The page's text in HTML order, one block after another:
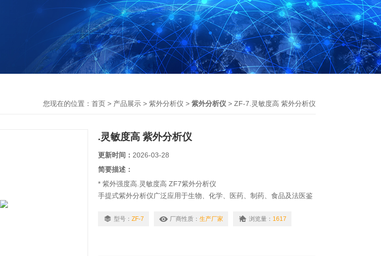
您现在的位置： 首页 > 产品展示 > 紫外分析仪 > 紫外分析仪 > ZF-7.灵敏度高 紫外分析仪
.灵敏度高 紫外分析仪
更新时间： 2026-03-28
简要描述：
* 紫外强度高.灵敏度高 ZF7紫外分析仪
手提式紫外分析仪广泛应用于生物、化学、医药、制药、食品及法医鉴
三种波长的光辐射。
型号： ZF-7 厂商性质： 生产厂家 浏览量： 1617